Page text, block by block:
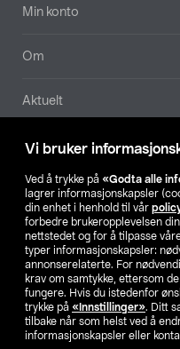
Vi bruker
Ved å trykke på «Godta alle
lagrer informasjonskapsler
din enhet i henhold til vår
forbedre brukeropplevelsen
nettstedet og for å tilpasse
typer informasjonskapsler:
annonserelaterte. For
krav om samtykke, ettersom
fungere. Hvis du istedenfor
trykke på «Innstillinger». Ditt
tilbake når som helst ved å
informasjonskapsler eller
Min konto
Om
Aktuelt
Våre selskaper
SE